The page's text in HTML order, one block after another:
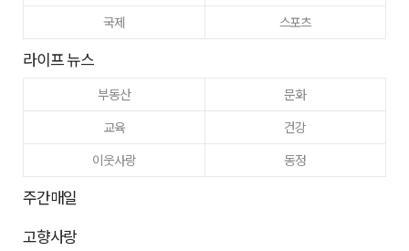
국제
스포츠
라이프 뉴스
부동산
문화
교육
건강
이웃사랑
동정
주간매일
고향사랑